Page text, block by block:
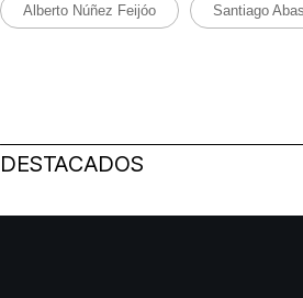
Alberto Núñez Feijóo Santiago
DESTACADOS